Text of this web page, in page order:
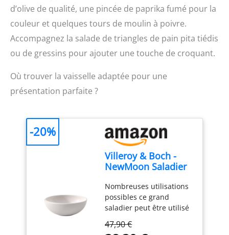
d’olive de qualité, une pincée de paprika fumé pour la
couleur et quelques tours de moulin à poivre.
Accompagnez la salade de triangles de pain pita tiédis
ou de gressins pour ajouter une touche de croquant.
Où trouver la vaisselle adaptée pour une
présentation parfaite ?
Villeroy & Boch -
NewMoon Saladier
Lave-Vaisselle,
Compatible Micro-
Ondes, Saladier
Rond, Bol en
Céramique pour
Nombreuses utilisations
possibles ce grand
saladier peut être utilisé
délicieuses soupes divers
47,90 €
-20%